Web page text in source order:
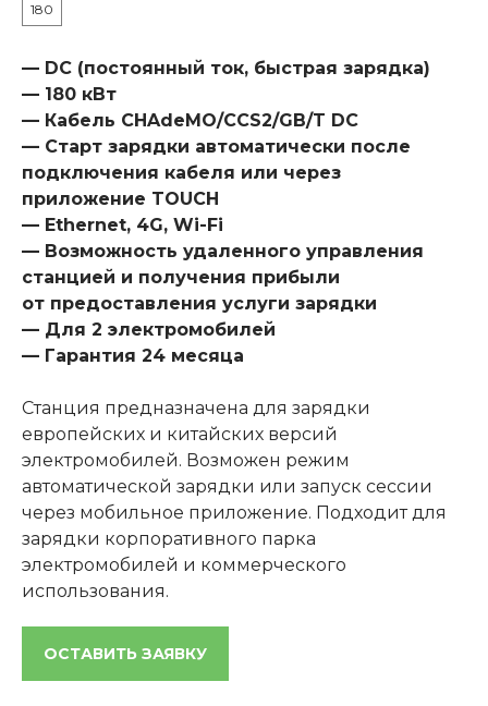
180
— DC (постоянный ток, быстрая зарядка)
— 180 кВт
— Кабель CHAdeMO/CCS2/GB/T DC
— Старт зарядки автоматически после
подключения кабеля или через
приложение TOUCH
— Ethernet, 4G, Wi-Fi
— Возможность удаленного управления
станцией и получения прибыли
от предоставления услуги зарядки
— Для 2 электромобилей
— Гарантия 24 месяца
Станция предназначена для зарядки
европейских и китайских версий
электромобилей. Возможен режим
автоматической зарядки или запуск сессии
через мобильное приложение. Подходит для
зарядки корпоративного парка
электромобилей и коммерческого
использования.
ОСТАВИТЬ ЗАЯВКУ